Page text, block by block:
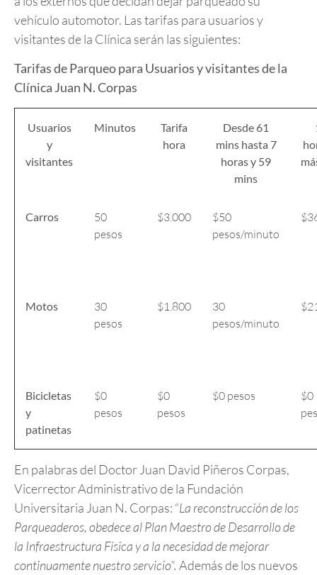
vehículo automotor. Las tarifas para usuarios y
visitantes de la Clínica serán las siguientes:
Tarifas de Parqueo para Usuarios y visitantes de la
Clínica Juan N. Corpas
Usuarios
y
visitantes
Minutos
Tarifa
hora
Desde 61
mins hasta 7
horas y 59
mins
Carros
50
pesos
$3.000
$50
pesos/minuto
Motos
30
pesos
$1.800
30
pesos/minuto
Bicicletas
y
patinetas
$0
pesos
$0
pesos
$0 pesos
$0
En palabras del Doctor Juan David Piñeros Corpas,
Vicerrector Administrativo de la Fundación
Universitaria Juan N. Corpas: “La reconstrucción de los
Parqueaderos, obedece al Plan Maestro de Desarrollo de
la Infraestructura Física y a la necesidad de mejorar
continuamente nuestro servicio”. Además de los nuevos